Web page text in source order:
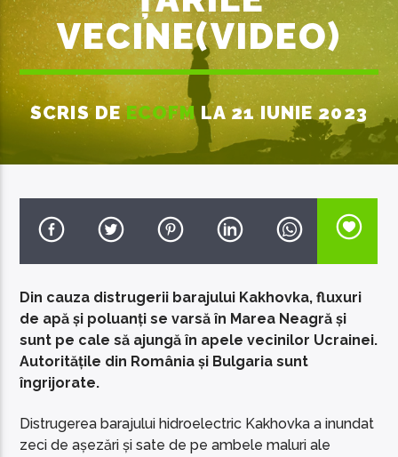
ACUM ÎN DIRECT
SERVICIUL DE PUBLICITATE:
069155998
EcoFM Chisinau
VECINE(VIDEO)
SCRIS DEECOFMLA 21 IUNIE 2023
Din cauza distrugerii barajului Kakhovka, fluxuri
de apă și poluanți se varsă în Marea Neagră și
sunt pe cale să ajungă în apele vecinilor Ucrainei.
Autoritățile din România și Bulgaria sunt
îngrijorate.
Distrugerea barajului hidroelectric Kakhovka a inundat
zeci de așezări și sate de pe ambele maluri ale